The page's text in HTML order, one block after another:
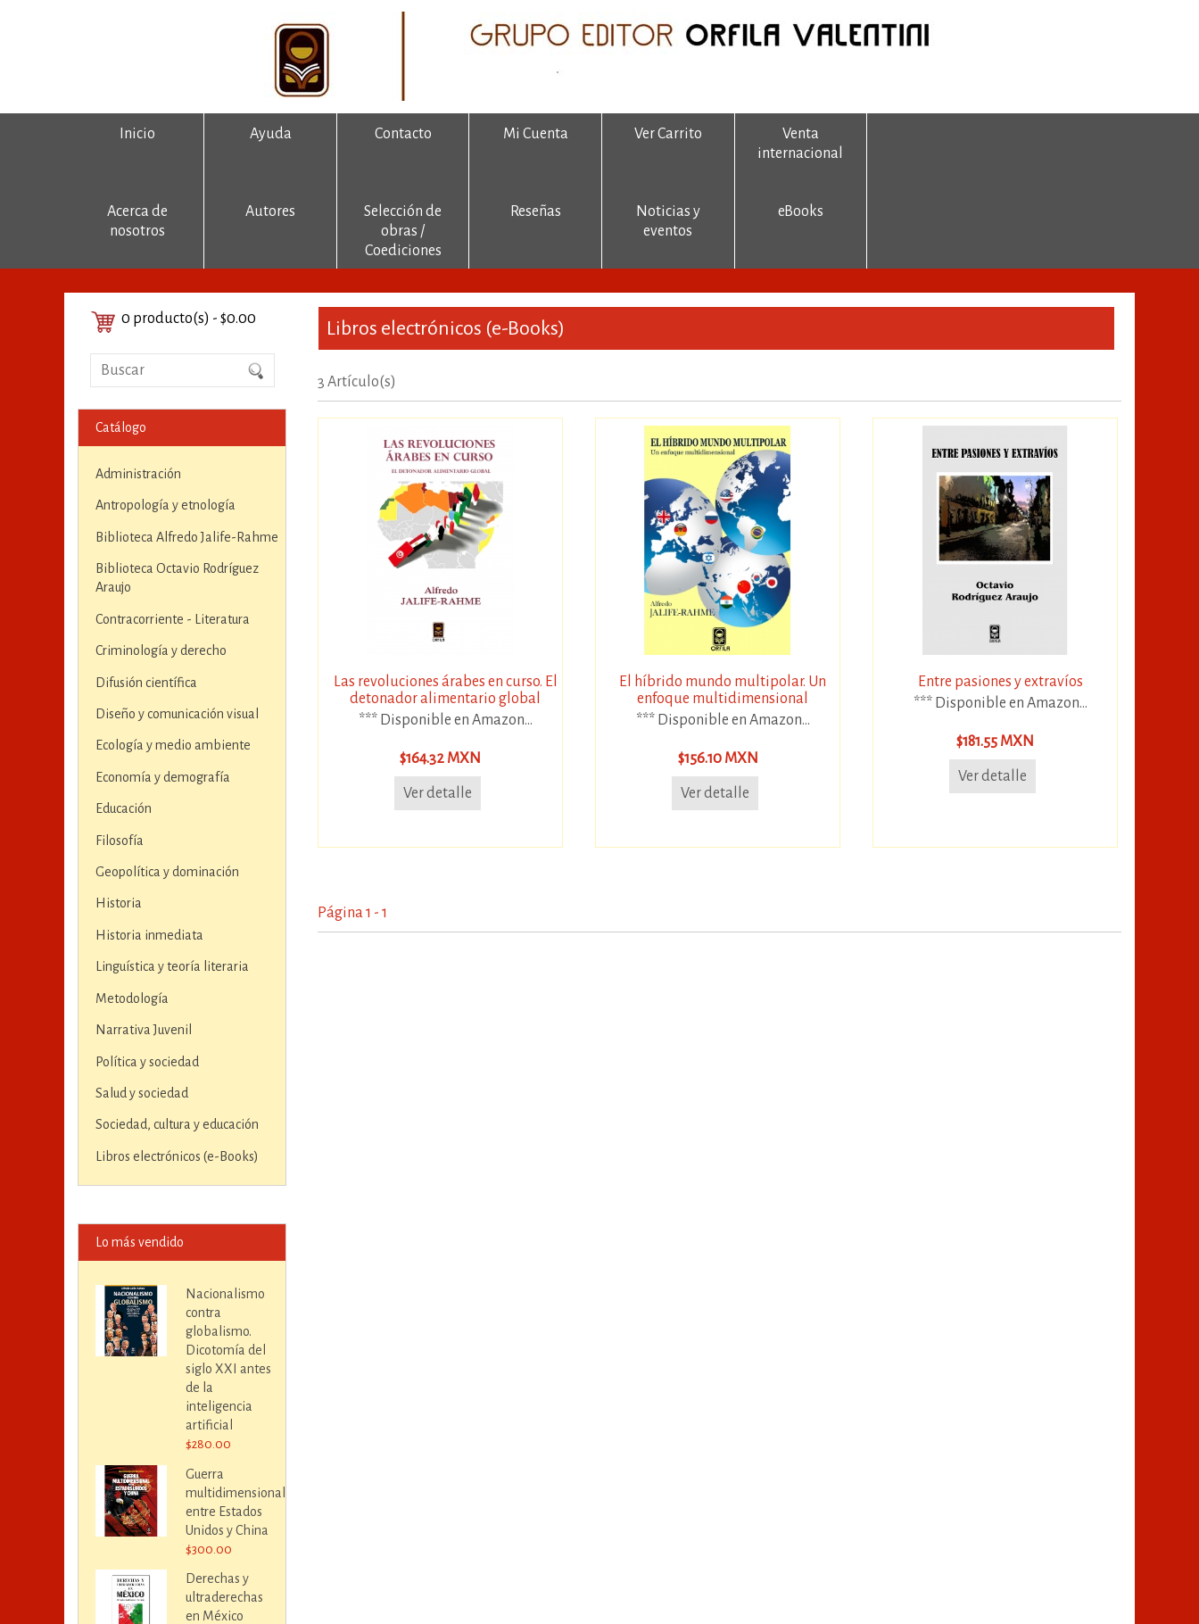
Inicio Ayuda Contacto Mi Cuenta Ver Carrito
Venta
internacional
Acerca de
nosotros
Autores
Selección de
obras /
Coediciones
Reseñas
Noticias y
eventos
eBooks
0 producto(s) - $0.00
Catálogo
Administración
Antropología y etnología
Biblioteca Alfredo Jalife-Rahme
Biblioteca Octavio Rodríguez
Araujo
Contracorriente - Literatura
Criminología y derecho
Difusión científica
Diseño y comunicación visual
Ecología y medio ambiente
Economía y demografía
Educación
Filosofía
Geopolítica y dominación
Historia
Historia inmediata
Linguística y teoría literaria
Metodología
Narrativa Juvenil
Política y sociedad
Salud y sociedad
Sociedad, cultura y educación
Libros electrónicos (e-Books)
Lo más vendido
Nacionalismo
contra
globalismo.
Dicotomía del
siglo XXI antes
de la
inteligencia
artificial
$280.00
Guerra
multidimensional
entre Estados
Unidos y China
$300.00
Derechas y
ultraderechas
en México
Libros electrónicos (e-Books)
3 Artículo(s)
Las revoluciones árabes en curso. El
detonador alimentario global
*** Disponible en Amazon...
$164.32 MXN
Ver detalle
El híbrido mundo multipolar. Un
enfoque multidimensional
*** Disponible en Amazon...
$156.10 MXN
Ver detalle
Entre pasiones y extravíos
*** Disponible en Amazon...
$181.55 MXN
Ver detalle
Página 1 - 1